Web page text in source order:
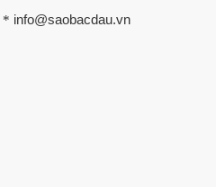
* info@saobacdau.vn